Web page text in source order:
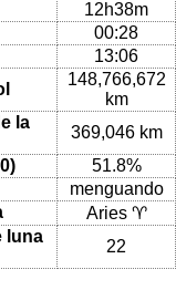
12h38m
00:28
13:06
148,766,672
km
la
369,046 km
51.8%
menguando
Aries ♈
luna
22